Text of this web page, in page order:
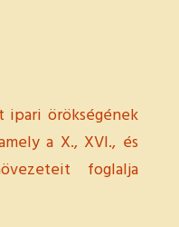
örökségének
a X., XVI., és
foglalja